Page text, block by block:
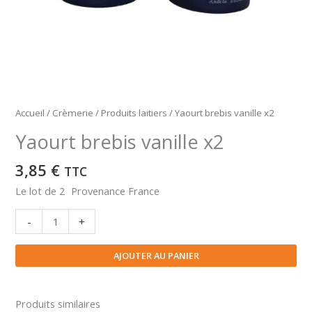
Accueil / Crèmerie / Produits laitiers / Yaourt brebis vanille x2
Yaourt brebis vanille x2
3,85 € TTC
Le lot de 2 Provenance France
-
quantité
de
Yaourt
brebis
+
AJOUTER AU PANIER
Produits similaires